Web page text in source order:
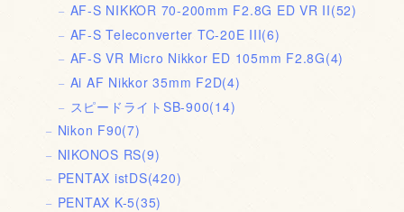
AF-S NIKKOR 70-200mm F2.8G ED VR II(52)
AF-S Teleconverter TC-20E III(6)
AF-S VR Micro Nikkor ED 105mm F2.8G(4)
Ai AF Nikkor 35mm F2D(4)
スピードライトSB-900(14)
Nikon F90(7)
NIKONOS RS(9)
PENTAX istDS(420)
PENTAX K-5(35)